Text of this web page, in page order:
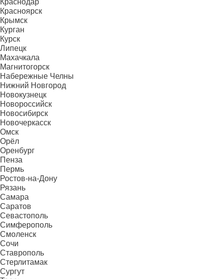
Краснодар
Красноярск
Крымск
Курган
Курск
Липецк
Махачкала
Магнитогорск
Набережные Челны
Нижний Новгород
Новокузнецк
Новороссийск
Новосибирск
Новочеркасск
Омск
Орёл
Оренбург
Пенза
Пермь
Ростов-на-Дону
Рязань
Самара
Саратов
Севастополь
Симферополь
Смоленск
Сочи
Ставрополь
Стерлитамак
Сургут